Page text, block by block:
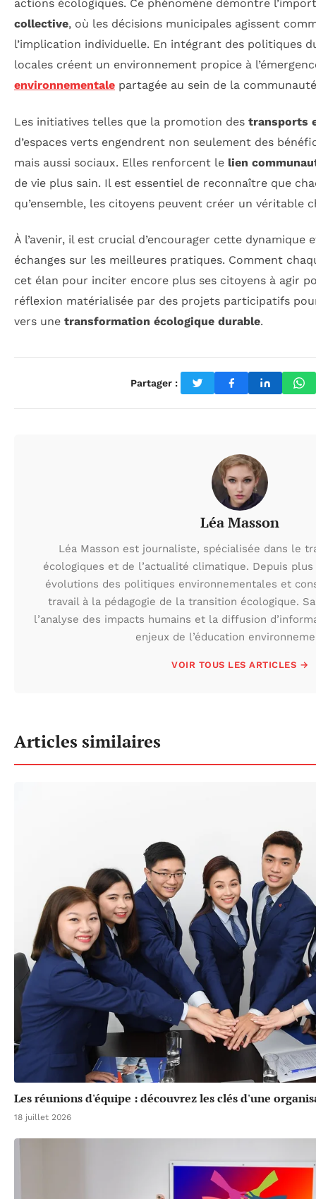
actions écologiques. Ce phénomène démontre
collective, où les décisions municipales agissent
l’implication individuelle. En intégrant des politiques
locales créent un environnement propice à
environnementale partagée au sein de la
Les initiatives telles que la promotion des transports
d’espaces verts engendrent non seulement des
mais aussi sociaux. Elles renforcent le lien
de vie plus sain. Il est essentiel de reconnaître que
qu’ensemble, les citoyens peuvent créer un véritable
À l’avenir, il est crucial d’encourager cette dynamique
échanges sur les meilleures pratiques. Comment
cet élan pour inciter encore plus ses citoyens à agir
réflexion matérialisée par des projets participatifs
vers une transformation écologique durable.
Partager :
Léa Masson
Léa Masson est journaliste, spécialisée dans le
écologiques et de l’actualité climatique. Depuis
évolutions des politiques environnementales et
travail à la pédagogie de la transition écologique.
l’analyse des impacts humains et la diffusion
enjeux de l’éducation
VOIR TOUS LES ARTICLES →
Articles similaires
Les réunions d'équipe : découvrez les clés d'une
18 juillet 2026